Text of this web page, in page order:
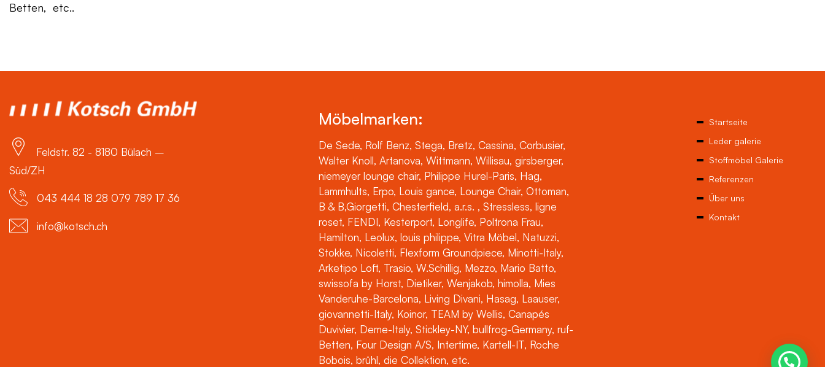
Betten, etc..
Feldstr. 82 - 8180 Bülach –
Süd/ZH
043 444 18 28 079 789 17 36
info@kotsch.ch
Möbelmarken:
De Sede, Rolf Benz, Stega, Bretz, Cassina, Corbusier,
Walter Knoll, Artanova, Wittmann, Willisau, girsberger,
niemeyer lounge chair, Philippe Hurel-Paris, Hag,
Lammhults, Erpo, Louis gance, Lounge Chair, Ottoman,
B & B,Giorgetti, Chesterfield, a.r.s. , Stressless, ligne
roset, FENDI, Kesterport, Longlife, Poltrona Frau,
Hamilton, Leolux, louis philippe, Vitra Möbel, Natuzzi,
Stokke, Nicoletti, Flexform Groundpiece, Minotti-Italy,
Arketipo Loft, Trasio, W.Schillig, Mezzo, Mario Batto,
swissofa by Horst, Dietiker, Wenjakob, himolla, Mies
Vanderuhe-Barcelona, Living Divani, Hasag, Laauser,
giovannetti-Italy, Koinor, TEAM by Wellis, Canapés
Duvivier, Deme-Italy, Stickley-NY, bullfrog-Germany, ruf-
Betten, Four Design A/S, Intertime, Kartell-IT, Roche
Bobois, brühl, die Collektion, etc.
Startseite
Leder galerie
Stoffmöbel Galerie
Referenzen
Über uns
Kontakt